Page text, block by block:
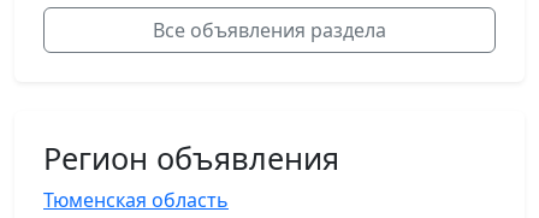
Все объявления раздела
Регион объявления
Тюменская область